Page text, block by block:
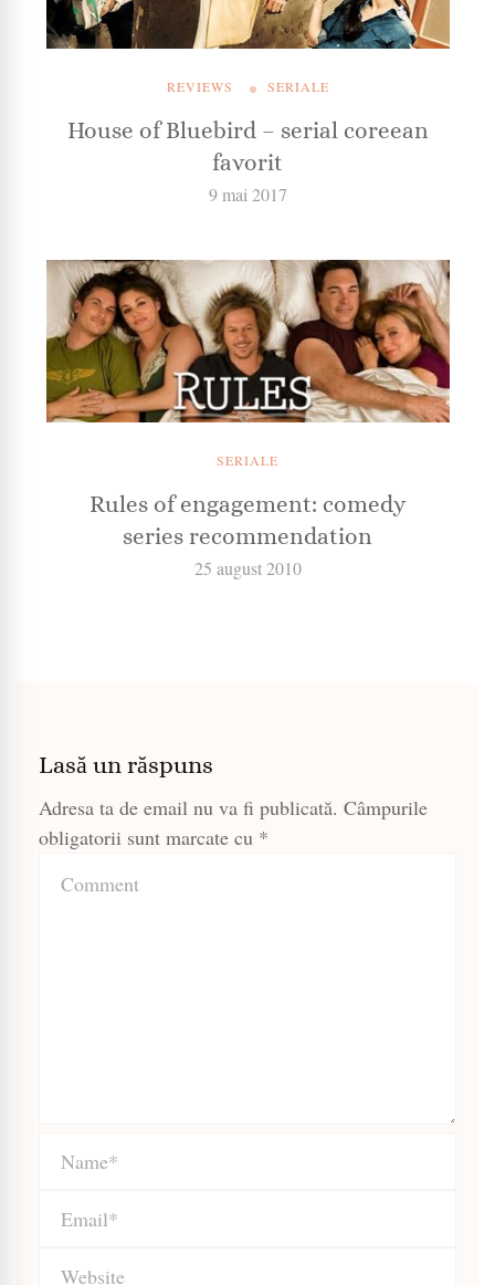
REVIEWS SERIALE
House of Bluebird – serial coreean
favorit
9 mai 2017
SERIALE
Rules of engagement: comedy
series recommendation
25 august 2010
Lasă un răspuns
Adresa ta de email nu va fi publicată. Câmpurile
obligatorii sunt marcate cu *